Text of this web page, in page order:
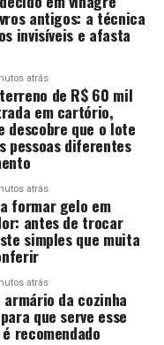
antigos: a técnica
invisíveis e afasta
atrás
de R$ 60 mil
em cartório,
descobre que o lote
pessoas diferentes
atrás
formar gelo em
antes de trocar
simples que muita
atrás
da cozinha
que serve esse
recomendado